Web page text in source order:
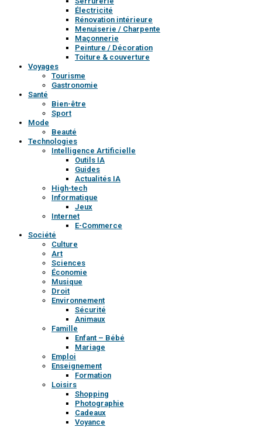
Électricité
Rénovation intérieure
Menuiserie / Charpente
Maçonnerie
Peinture / Décoration
Toiture & couverture
Voyages
Tourisme
Gastronomie
Santé
Bien-être
Sport
Mode
Beauté
Technologies
Intelligence Artificielle
Outils IA
Guides
Actualités IA
High-tech
Informatique
Jeux
Internet
E-Commerce
Société
Culture
Art
Sciences
Économie
Musique
Droit
Environnement
Sécurité
Animaux
Famille
Enfant – Bébé
Mariage
Emploi
Enseignement
Formation
Loisirs
Shopping
Photographie
Cadeaux
Voyance